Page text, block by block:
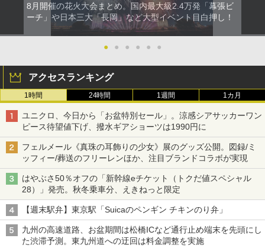
8月開催の花火大会まとめ。国内最大級2.4万発「幕張ビ
ーチ」や日本三大「長岡」など大型イベント目白押し！
● ● ● ● ● ●
アクセスランキング
1時間 24時間 1週間 1カ月
ユニクロ、今日から「お盆特別セール」。涼感シアサッカーワン
ピース待望値下げ、撥水ギアショーツは1990円に
フェルメール《真珠の耳飾りの少女》展のグッズ公開。図録/ミ
ッフィー/葬送のフリーレンほか、注目ブランドコラボが実現
はやぶさ50％オフの「新幹線eチケット（トクだ値スペシャル
28）」発売。秋冬乗車分、えきねっと限定
【週末駅弁】東京駅「Suicaのペンギン チキンのり弁」
九州の高速道路、お盆期間は松橋ICなど通行止め端末を先頭にし
た渋滞予測。東九州道への迂回は料金調整を実施